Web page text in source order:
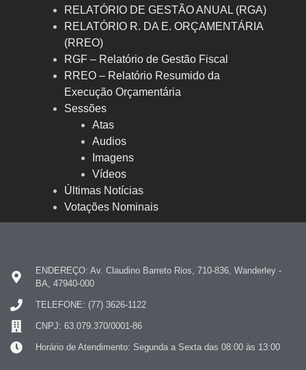
RELATÓRIO DE GESTÃO ANUAL (RGA)
RELATÓRIO R. DA E. ORÇAMENTÁRIA
(RREO)
RGF – Relatório de Gestão Fiscal
RREO – Relatório Resumido da
Execução Orçamentária
Sessões
Atas
Audios
Imagens
Vídeos
Últimas Notícias
Votações Nominais
ENDEREÇO: Av. Claudino Barreto Rios, 710-836, Wanderley -
BA, 47940-000
TELEFONE: (77) 3626-1122
CNPJ: 63.079.370/0001-86
Horário de Atendimento: Segunda a Sexta das 08:00 às 13:00